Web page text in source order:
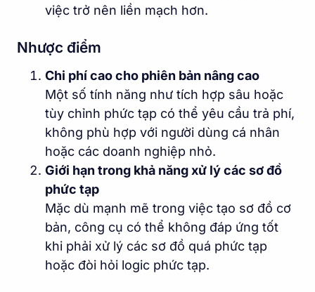
việc trở nên liền mạch hơn.
Nhược điểm
Chi phí cao cho phiên bản nâng cao
Một số tính năng như tích hợp sâu hoặc
tùy chỉnh phức tạp có thể yêu cầu trả phí,
không phù hợp với người dùng cá nhân
hoặc các doanh nghiệp nhỏ.
Giới hạn trong khả năng xử lý các sơ đồ
phức tạp
Mặc dù mạnh mẽ trong việc tạo sơ đồ cơ
bản, công cụ có thể không đáp ứng tốt
khi phải xử lý các sơ đồ quá phức tạp
hoặc đòi hỏi logic phức tạp.